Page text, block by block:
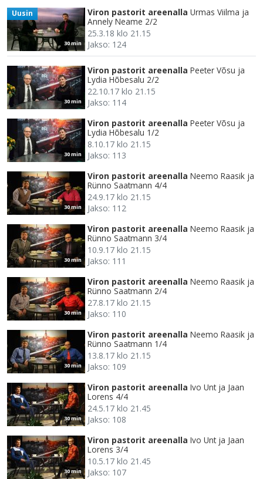
30 min
Uusin Viron pastorit areenalla Urmas Viilma ja
Annely Neame 2/2
25.3.18 klo 21.15
Jakso: 124
30 min
Viron pastorit areenalla Peeter Võsu ja
Lydia Hõbesalu 2/2
22.10.17 klo 21.15
Jakso: 114
30 min
Viron pastorit areenalla Peeter Võsu ja
Lydia Hõbesalu 1/2
8.10.17 klo 21.15
Jakso: 113
30 min
Viron pastorit areenalla Neemo Raasik ja
Rünno Saatmann 4/4
24.9.17 klo 21.15
Jakso: 112
30 min
Viron pastorit areenalla Neemo Raasik ja
Rünno Saatmann 3/4
10.9.17 klo 21.15
Jakso: 111
30 min
Viron pastorit areenalla Neemo Raasik ja
Rünno Saatmann 2/4
27.8.17 klo 21.15
Jakso: 110
30 min
Viron pastorit areenalla Neemo Raasik ja
Rünno Saatmann 1/4
13.8.17 klo 21.15
Jakso: 109
30 min
Viron pastorit areenalla Ivo Unt ja Jaan
Lorens 4/4
24.5.17 klo 21.45
Jakso: 108
30 min
Viron pastorit areenalla Ivo Unt ja Jaan
Lorens 3/4
10.5.17 klo 21.45
Jakso: 107